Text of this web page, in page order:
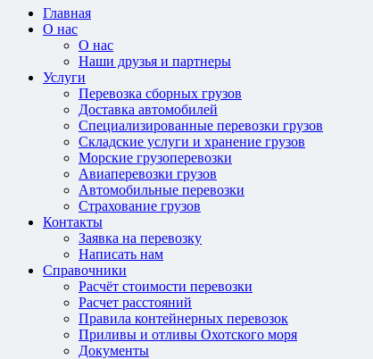
Главная
О нас
О нас
Наши друзья и партнеры
Услуги
Перевозка сборных грузов
Доставка автомобилей
Специализированные перевозки грузов
Складские услуги и хранение грузов
Морские грузоперевозки
Авиаперевозки грузов
Автомобильные перевозки
Страхование грузов
Контакты
Заявка на перевозку
Написать нам
Справочники
Расчёт стоимости перевозки
Расчет расстояний
Правила контейнерных перевозок
Приливы и отливы Охотского моря
Документы